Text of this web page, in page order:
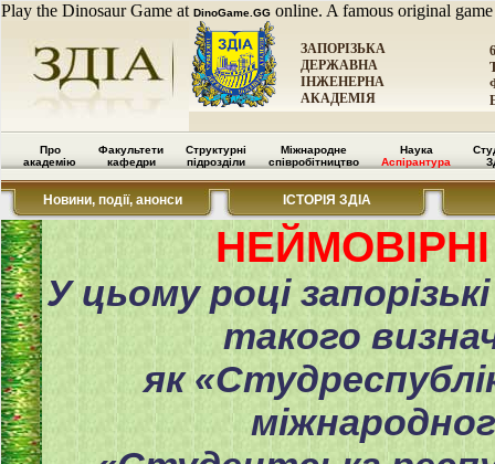
Play the Dinosaur Game at DinoGame.GG online. A famous original
ЗАПОРІЗЬКА
ДЕРЖАВНА
ІНЖЕНЕРНА
АКАДЕМІЯ
Про
академію
Факультети
кафедри
Структурні
підрозділи
Міжнародне
співробітництво
Наука
Аспірантура
Новини, події, анонси ІСТОРІЯ ЗДІА
У цьому році
такого
як